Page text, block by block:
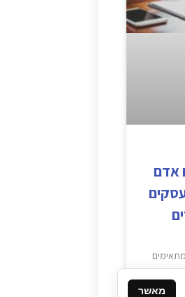
אדם
פרסוםמאשר